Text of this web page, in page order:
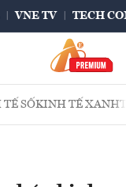
VNE TV TECH
SỐKINH TẾ XANH